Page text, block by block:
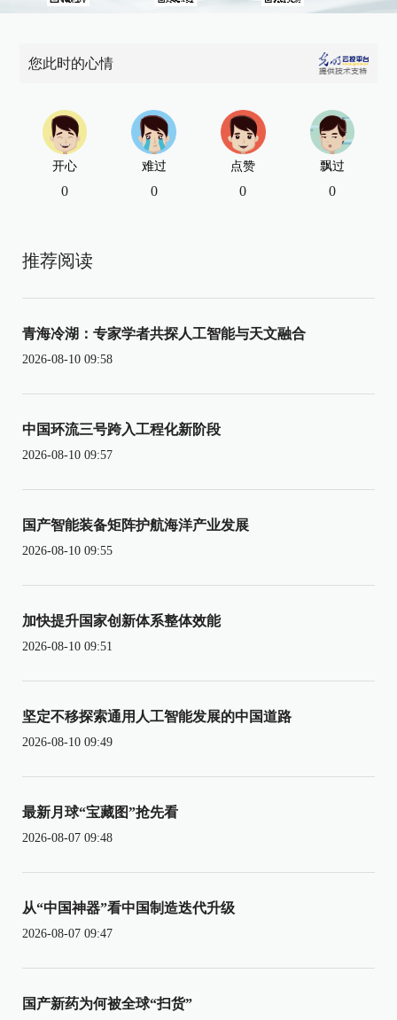
您此时的心情
开心
0
难过
0
点赞
0
飘过
0
推荐阅读
青海冷湖：专家学者共探人工智能与天文融合
2026-08-10 09:58
中国环流三号跨入工程化新阶段
2026-08-10 09:57
国产智能装备矩阵护航海洋产业发展
2026-08-10 09:55
加快提升国家创新体系整体效能
2026-08-10 09:51
坚定不移探索通用人工智能发展的中国道路
2026-08-10 09:49
最新月球“宝藏图”抢先看
2026-08-07 09:48
从“中国神器”看中国制造迭代升级
2026-08-07 09:47
国产新药为何被全球“扫货”